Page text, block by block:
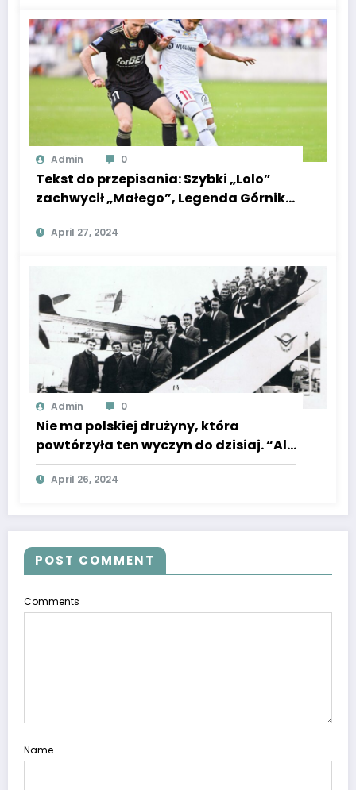
Admin 0
Tekst do przepisania: Szybki „Lolo”
zachwycił „Małego”, Legenda Górnika
oklaskiwała techniczny kunszt
Lawrence’a Ennalego. Orkiestra
April 27, 2024
Admin 0
Nie ma polskiej drużyny, która
powtórzyła ten wyczyn do dzisiaj. “Ale
ten szampan smakował gorzko…”
April 26, 2024
POST COMMENT
Comments
Name